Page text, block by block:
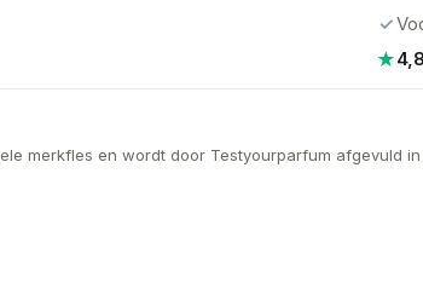
✓
★
merkfles en wordt door Testyourparfum afgevuld